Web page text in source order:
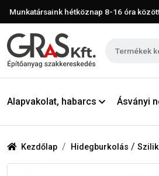
Munkatársaink hétköznap 8-16 óra
Alapvakolat, habarcs Ásványi
Kezdőlap Hidegburkolás /